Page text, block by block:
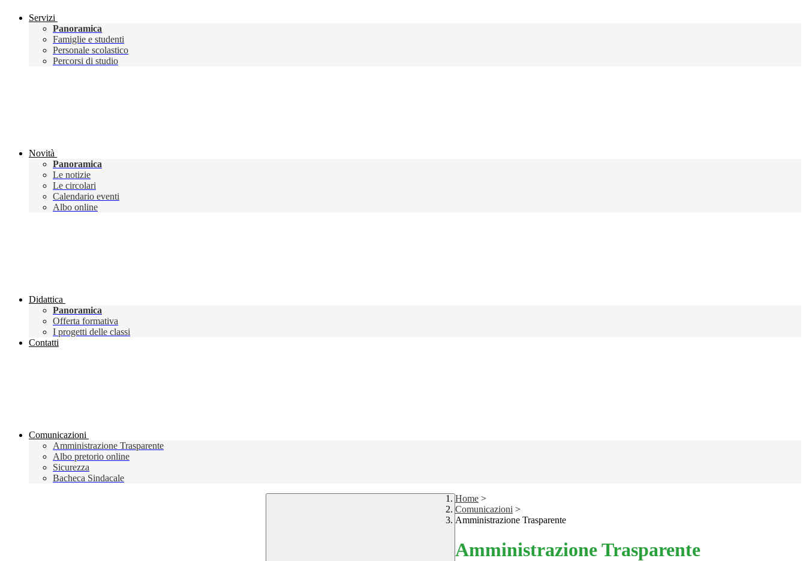
Servizi
Panoramica
Famiglie e studenti
Personale scolastico
Percorsi di studio
Novità
Panoramica
Le notizie
Le circolari
Calendario eventi
Albo online
Didattica
Panoramica
Offerta formativa
I progetti delle classi
Contatti
Comunicazioni
Amministrazione Trasparente
Albo pretorio online
Sicurezza
Bacheca Sindacale
Home >
Comunicazioni >
Amministrazione Trasparente
Amministrazione Trasparente